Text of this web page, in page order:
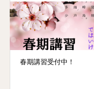
春期講習受付中！